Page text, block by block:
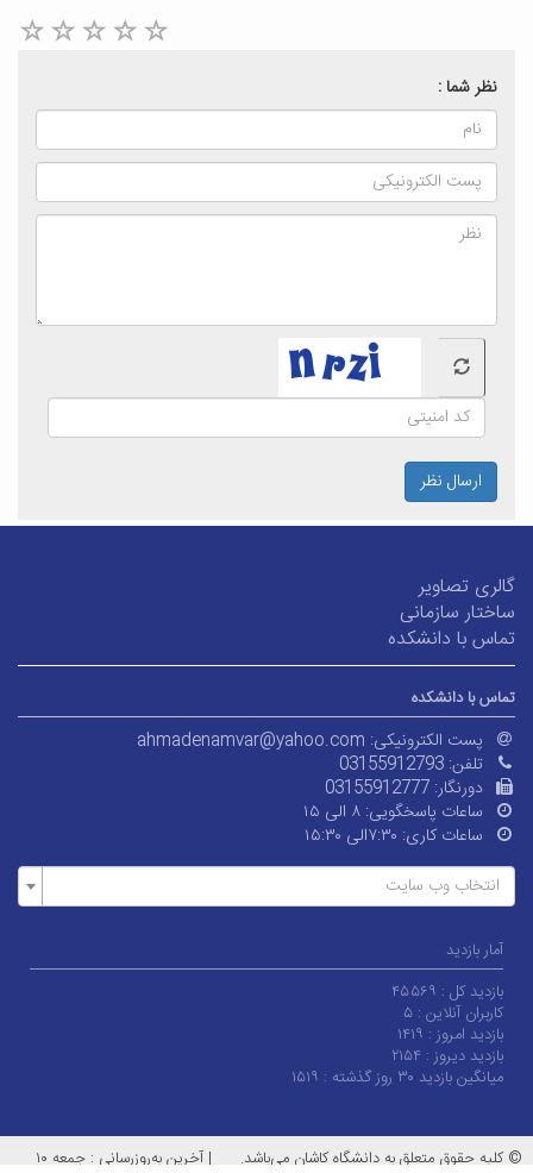
نظر شما :
ارسال نظر
گالری تصاویر
ساختار سازمانی
تماس با دانشکده
تماس با دانشکده
پست الکترونیکی: ahmadenamvar@yahoo.com
تلفن: 03155912793
دورنگار: 03155912777
ساعات پاسخگویی: ۸ الی ۱۵
ساعات کاری: ۷:۳۰الی ۱۵:۳۰
انتخاب وب سایت
آمار بازدید
بازدید کل : ۴۵۵۶۹
کاربران آنلاین : ۵
بازدید امروز : ۱۴۱۹
بازدید دیروز : ۲۱۵۴
میانگین بازدید ۳۰ روز گذشته :
۱۵۱۹
© کلیه حقوق متعلق به دانشگاه کاشان می‌باشد. |
آخرین به‌روزرسانی : جمعه ۱۰